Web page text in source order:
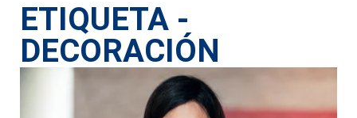
ETIQUETA -
DECORACIÓN